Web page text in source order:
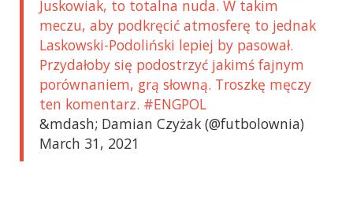
Juskowiak, to totalna nuda. W takim
meczu, aby podkręcić atmosferę to jednak
Laskowski-Podoliński lepiej by pasował.
Przydałoby się podostrzyć jakimś fajnym
porównaniem, grą słowną. Troszkę męczy
ten komentarz. #ENGPOL
&mdash; Damian Czyżak (@futbolownia)
March 31, 2021